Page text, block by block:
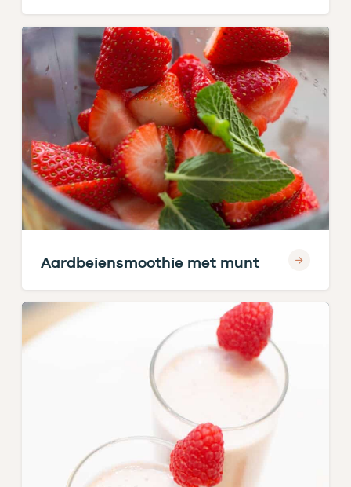
Aardbeiensmoothie met munt